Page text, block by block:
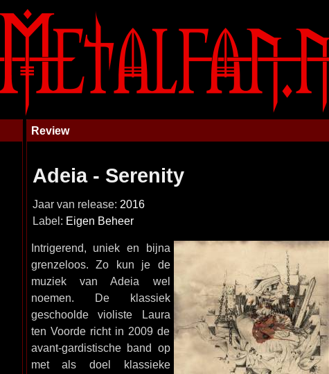
Review
Adeia - Serenity
Jaar van release: 2016
Label: Eigen Beheer
Intrigerend, uniek en bijna
grenzeloos. Zo kun je de
muziek van Adeia wel
noemen. De klassiek
geschoolde violiste Laura
ten Voorde richt in 2009 de
avant-gardistische band op
met als doel klassieke